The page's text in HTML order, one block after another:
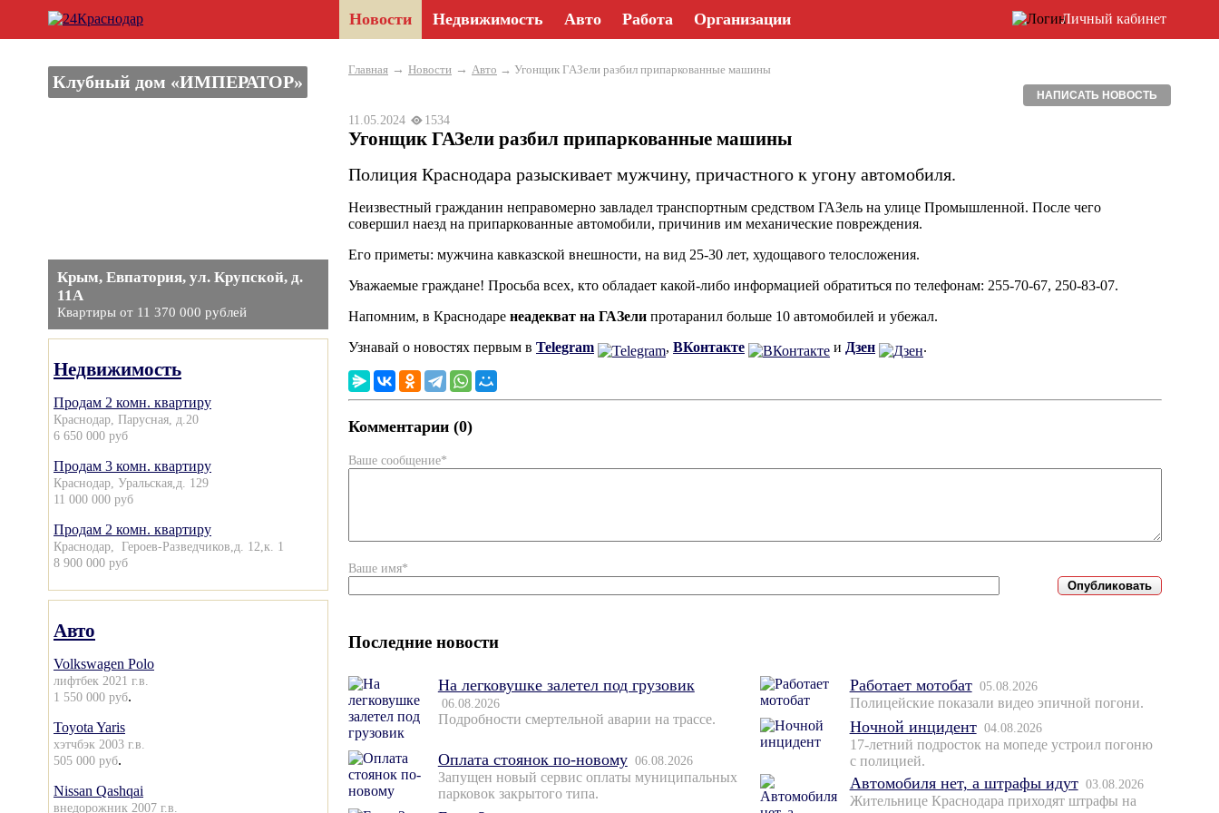
Новости Недвижимость Авто Работа Организации Личный кабинет
Клубный дом «ИМПЕРАТОР»
Крым, Евпатория, ул. Крупской, д.
11А
Квартиры от 11 370 000 рублей
Недвижимость
Продам 2 комн. квартиру
Краснодар, Парусная, д.20
6 650 000 руб
Продам 3 комн. квартиру
Краснодар, Уральская,д. 129
11 000 000 руб
Продам 2 комн. квартиру
Краснодар, Героев-Разведчиков,д. 12,к. 1
8 900 000 руб
Авто
Volkswagen Polo
лифтбек 2021 г.в.
1 550 000 руб.
Toyota Yaris
хэтчбэк 2003 г.в.
505 000 руб.
Nissan Qashqai
внедорожник 2007 г.в.
Главная → Новости → Авто → Угонщик ГАЗели разбил припаркованные машины
НАПИСАТЬ НОВОСТЬ
11.05.2024 1534
Угонщик ГАЗели разбил припаркованные машины
Полиция Краснодара разыскивает мужчину, причастного к угону автомобиля.
Неизвестный гражданин неправомерно завладел транспортным средством ГАЗель на улице Промышленной. После чего
совершил наезд на припаркованные автомобили, причинив им механические повреждения.
Его приметы: мужчина кавказской внешности, на вид 25-30 лет, худощавого телосложения.
Уважаемые граждане! Просьба всех, кто обладает какой-либо информацией обратиться по телефонам: 255-70-67, 250-83-07.
Напомним, в Краснодаре неадекват на ГАЗели протаранил больше 10 автомобилей и убежал.
Узнавай о новостях первым в Telegram , ВКонтакте и Дзен .
Комментарии (0)
Ваше сообщение*
Ваше имя*
Последние новости
На легковушке залетел под грузовик
06.08.2026
Подробности смертельной аварии на трассе.
Оплата стоянок по-новому 06.08.2026
Запущен новый сервис оплаты муниципальных
парковок закрытого типа.
Работает мотобат 05.08.2026
Полицейские показали видео эпичной погони.
Ночной инцидент 04.08.2026
17-летний подросток на мопеде устроил погоню
с полицией.
Автомобиля нет, а штрафы идут 03.08.2026
Жительнице Краснодара приходят штрафы на